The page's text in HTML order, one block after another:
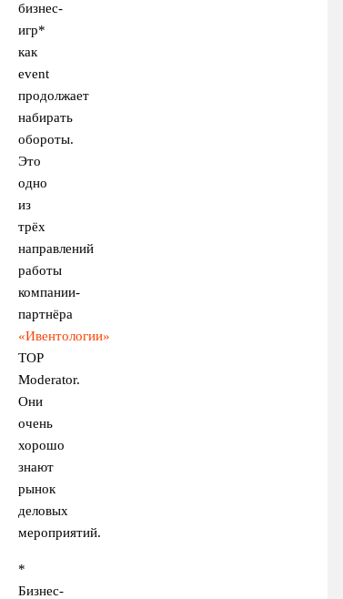
бизнес-
игр*
как
event
продолжает
набирать
обороты.
Это
одно
из
трёх
направлений
работы
компании-
партнёра
«Ивентологии»
TOP
Moderator.
Они
очень
хорошо
знают
рынок
деловых
мероприятий.
*
Бизнес-